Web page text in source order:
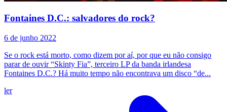
Fontaines D.C.: salvadores do rock?
6 de junho 2022
Se o rock está morto, como dizem por aí, por que eu não consigo
parar de ouvir “Skinty Fia”, terceiro LP da banda irlandesa
Fontaines D.C.? Há muito tempo não encontrava um disco “de...
ler